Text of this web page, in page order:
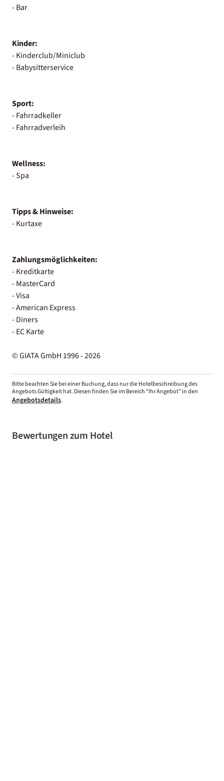
- Bar
Kinder:
- Kinderclub/Miniclub
- Babysitterservice
Sport:
- Fahrradkeller
- Fahrradverleih
Wellness:
- Spa
Tipps & Hinweise:
- Kurtaxe
Zahlungsmöglichkeiten:
- Kreditkarte
- MasterCard
- Visa
- American Express
- Diners
- EC Karte
© GIATA GmbH 1996 - 2026
Bitte beachten Sie bei einer Buchung, dass nur die Hotelbeschreibung des
Angebots Gültigkeit hat. Diesen finden Sie im Bereich “Ihr Angebot” in den
Angebotsdetails.
Bewertungen zum Hotel